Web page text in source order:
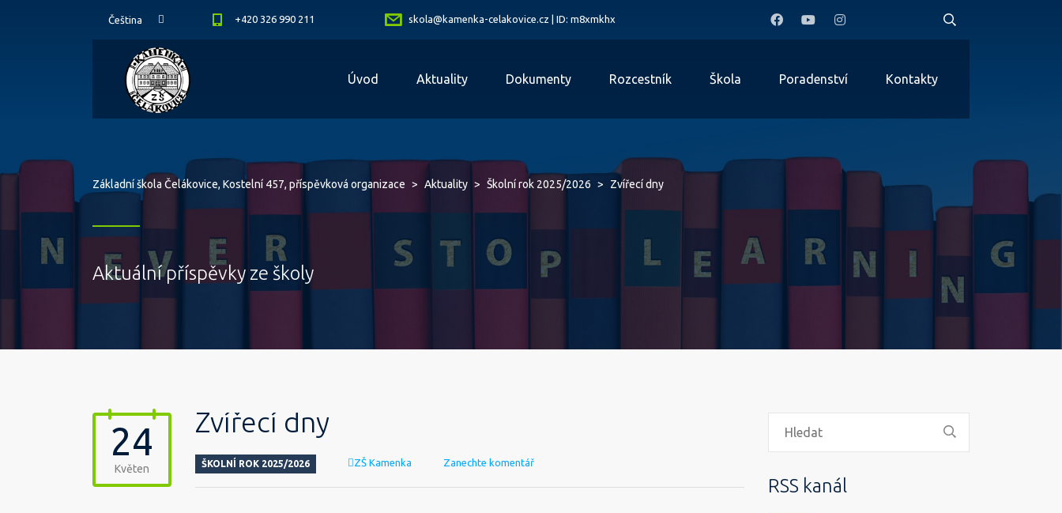
Čeština +420 326 990 211 skola@kamenka-celakovice.cz | ID: m8xmkhx
Úvod Aktuality Dokumenty Rozcestník Škola Poradenství Kontakty
Základní škola Čelákovice, Kostelní 457, příspěvková organizace > Aktuality > Školní rok 2025/2026 > Zvířecí dny
Aktuální příspěvky ze školy
24
Květen
Zvířecí dny
ŠKOLNÍ ROK 2025/2026 Autor
ZŠ Kamenka Zanechte komentář
RSS kanál